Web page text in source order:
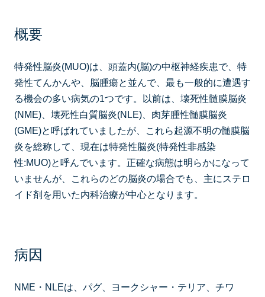
概要
特発性脳炎(MUO)は、頭蓋内(脳)の中枢神経疾患で、特
発性てんかんや、脳腫瘍と並んで、最も一般的に遭遇す
る機会の多い病気の1つです。以前は、壊死性髄膜脳炎
(NME)、壊死性白質脳炎(NLE)、肉芽腫性髄膜脳炎
(GME)と呼ばれていましたが、これら起源不明の髄膜脳
炎を総称して、現在は特発性脳炎(特発性非感染
性:MUO)と呼んでいます。正確な病態は明らかになって
いませんが、これらのどの脳炎の場合でも、主にステロ
イド剤を用いた内科治療が中心となります。
病因
NME・NLEは、パグ、ヨークシャー・テリア、チワ